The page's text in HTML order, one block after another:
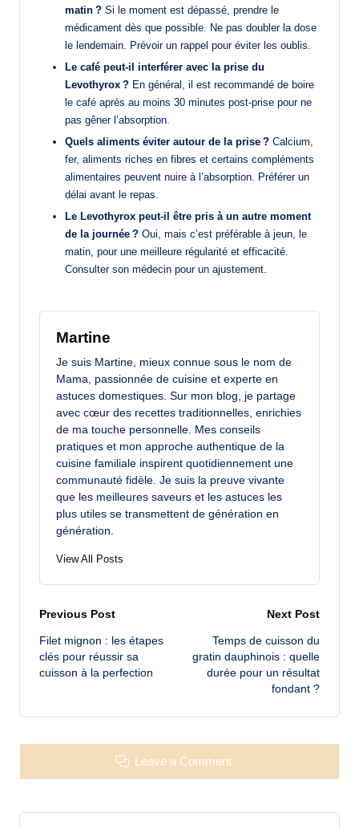
matin ? Si le moment est dépassé, prendre le
médicament dès que possible. Ne pas doubler la dose
le lendemain. Prévoir un rappel pour éviter les oublis.
Le café peut-il interférer avec la prise du
Levothyrox ? En général, il est recommandé de boire
le café après au moins 30 minutes post-prise pour ne
pas gêner l’absorption.
Quels aliments éviter autour de la prise ? Calcium,
fer, aliments riches en fibres et certains compléments
alimentaires peuvent nuire à l’absorption. Préférer un
délai avant le repas.
Le Levothyrox peut-il être pris à un autre moment
de la journée ? Oui, mais c’est préférable à jeun, le
matin, pour une meilleure régularité et efficacité.
Consulter son médecin pour un ajustement.
Martine
Je suis Martine, mieux connue sous le nom de
Mama, passionnée de cuisine et experte en
astuces domestiques. Sur mon blog, je partage
avec cœur des recettes traditionnelles, enrichies
de ma touche personnelle. Mes conseils
pratiques et mon approche authentique de la
cuisine familiale inspirent quotidiennement une
communauté fidèle. Je suis la preuve vivante
que les meilleures saveurs et les astuces les
plus utiles se transmettent de génération en
génération.
View All Posts
Post
navigation
Previous Post
Filet mignon : les étapes
clés pour réussir sa
cuisson à la perfection
Next Post
Temps de cuisson du
gratin dauphinois : quelle
durée pour un résultat
fondant ?
Leave a Comment